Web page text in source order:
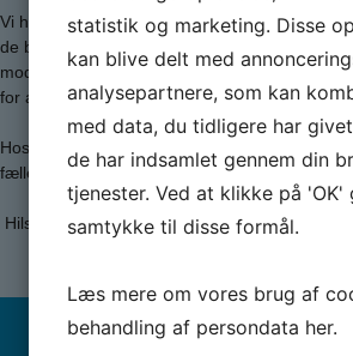
Vi har fokus påspringgymnastik, hvor
de basale teknikker og øvelser. Målet er, at de
mod og grundlæggende færdigheder, der
for at blive en dygtig springgymnast i
Hos stjernepigerne handler det om at få rørt
fællesskabet og opleve glæden ved gymnastik
Hilsen instruktør-teamet
statistik og marketing. Disse
kan blive delt med
analysepartnere, som kan
med data, du tidligere har
de har indsamlet gennem din
tjenester. Ved at klikke på 'OK'
samtykke til disse formål.
Læs mere om vores brug af
behandling af persondata her.